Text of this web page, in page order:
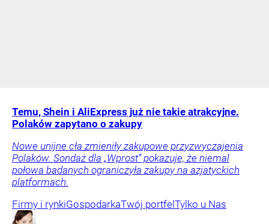
Temu, Shein i AliExpress już nie takie atrakcyjne.
Polaków zapytano o zakupy
Nowe unijne cła zmieniły zakupowe przyzwyczajenia
Polaków. Sondaż dla „Wprost” pokazuje, że niemal
połowa badanych ograniczyła zakupy na azjatyckich
platformach.
Firmy i rynkiGospodarkaTwój portfel Tylko u Nas